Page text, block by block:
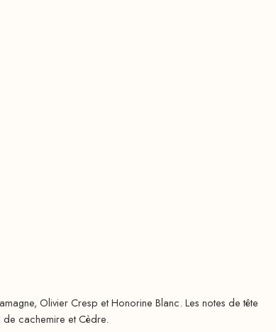
Olivier Cresp et Honorine Blanc. Les notes de tête
de cachemire et Cèdre.